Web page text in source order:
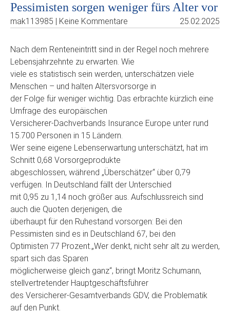
Pessimisten sorgen weniger fürs Alter vor
mak113985 | Keine Kommentare 25.02.2025
Nach dem Renteneintritt sind in der Regel noch mehrere
Lebensjahrzehnte zu erwarten. Wie
viele es statistisch sein werden, unterschätzen viele
Menschen – und halten Altersvorsorge in
der Folge für weniger wichtig. Das erbrachte kürzlich eine
Umfrage des europäischen
Versicherer-Dachverbands Insurance Europe unter rund
15.700 Personen in 15 Ländern.
Wer seine eigene Lebenserwartung unterschätzt, hat im
Schnitt 0,68 Vorsorgeprodukte
abgeschlossen, während „Überschätzer“ über 0,79
verfügen. In Deutschland fällt der Unterschied
mit 0,95 zu 1,14 noch größer aus. Aufschlussreich sind
auch die Quoten derjenigen, die
überhaupt für den Ruhestand vorsorgen: Bei den
Pessimisten sind es in Deutschland 67, bei den
Optimisten 77 Prozent.„Wer denkt, nicht sehr alt zu werden,
spart sich das Sparen
möglicherweise gleich ganz“, bringt Moritz Schumann,
stellvertretender Hauptgeschäftsführer
des Versicherer-Gesamtverbands GDV, die Problematik
auf den Punkt.